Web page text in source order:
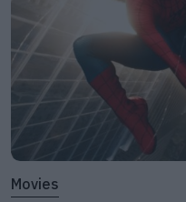
Movies